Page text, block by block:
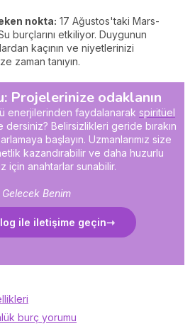
nokta: 17 Ağustos'taki Mars-
burçlarını etkiliyor. Duygunun
kaçının ve niyetlerinizi
zaman tanıyın.
Projelerinize odaklanın
enerjilerinden faydalanarak spiritüel
dersiniz? Belirsizlikleri geride bırakın
başlayın. Uzmanlarımız size
kazandırabilir ve daha huzurlu
için anahtarlar sunabilir.
Gelecek Benim
ile iletişime geçin
burç yorumu